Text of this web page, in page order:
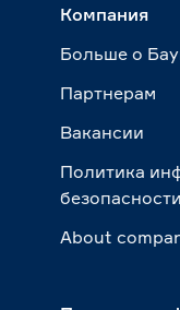
Компания
Больше о
Партнерам
Вакансии
Политика
безопасности
About